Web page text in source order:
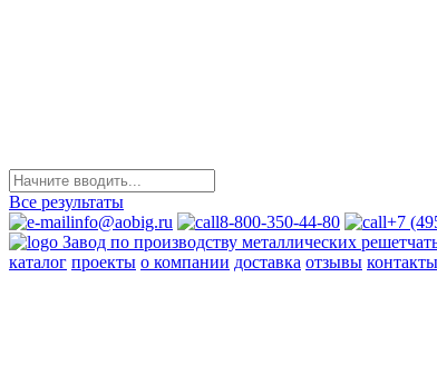
Все результаты
info@aobig.ru
8-800-350-44-80
+7
Завод по производству металлических
каталог проекты о компании доставка отзывы контакты